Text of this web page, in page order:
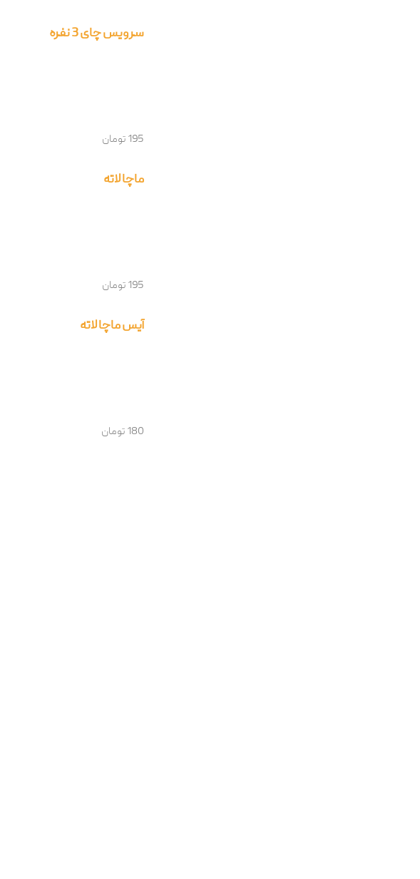
سرویس چای 3 نفره
195 تومان
ماچا لاته
195 تومان
آیس ماچا لاته
180 تومان